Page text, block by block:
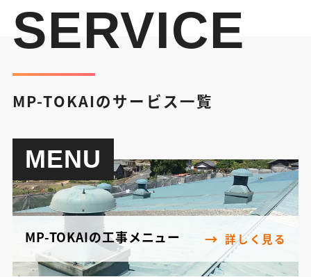
SERVICE
MP-TOKAIのサービス一覧
MENU
MP-TOKAIの工事メニュー 詳しく見る